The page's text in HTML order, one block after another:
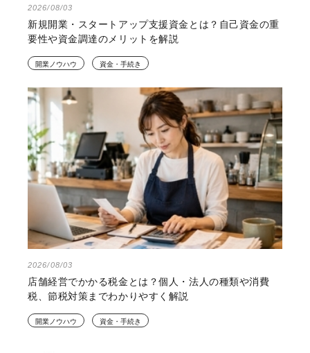
2026/08/03
新規開業・スタートアップ支援資金とは？自己資金の重
要性や資金調達のメリットを解説
開業ノウハウ 資金・手続き
2026/08/03
店舗経営でかかる税金とは？個人・法人の種類や消費
税、節税対策までわかりやすく解説
開業ノウハウ 資金・手続き